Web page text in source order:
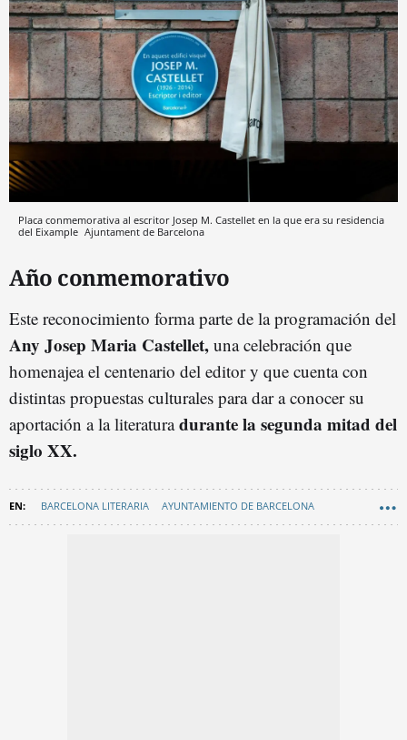
Placa conmemorativa al escritor Josep M. Castellet en la que era su residencia
del Eixample Ajuntament de Barcelona
Año conmemorativo
Este reconocimiento forma parte de la programación del
Any Josep Maria Castellet, una celebración que
homenajea el centenario del editor y que cuenta con
distintas propuestas culturales para dar a conocer su
aportación a la literaturadurante la segunda mitad del
siglo XX.
BARCELONA LITERARIA AYUNTAMIENTO DE BARCELONA